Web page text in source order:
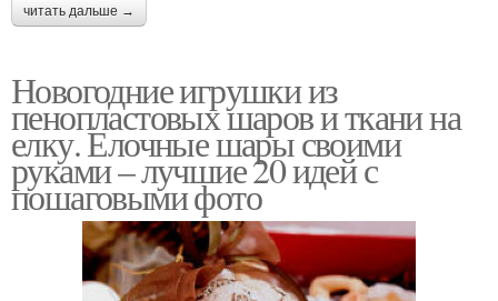
читать дальше →
Новогодние игрушки из
пенопластовых шаров и ткани на
елку. Елочные шары своими
руками – лучшие 20 идей с
пошаговыми фото